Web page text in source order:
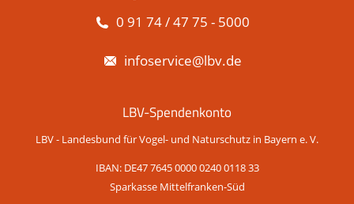
0 91 74 / 47 75 - 5000
infoservice@lbv.de
LBV-Spendenkonto
LBV - Landesbund für Vogel- und Naturschutz in Bayern e. V.
IBAN: DE47 7645 0000 0240 0118 33
Sparkasse Mittelfranken-Süd